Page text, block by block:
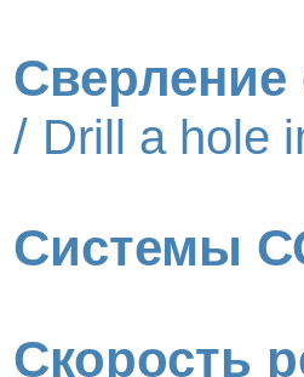
Сверление
/ Drill a hole
Системы
Скорость